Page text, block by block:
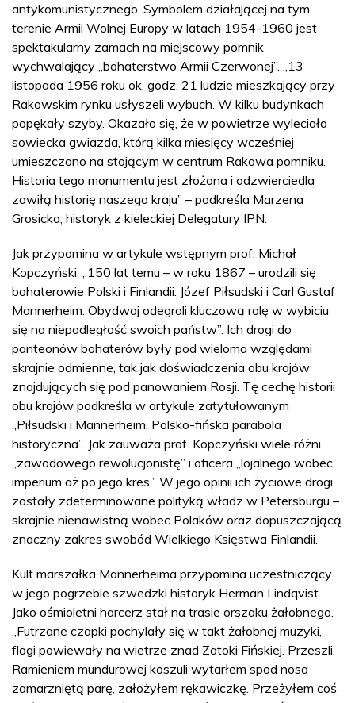
antykomunistycznego. Symbolem działającej na tym
terenie Armii Wolnej Europy w latach 1954-1960 jest
spektakularny zamach na miejscowy pomnik
wychwalający „bohaterstwo Armii Czerwonej”. „13
listopada 1956 roku ok. godz. 21 ludzie mieszkający przy
Rakowskim rynku usłyszeli wybuch. W kilku budynkach
popękały szyby. Okazało się, że w powietrze wyleciała
sowiecka gwiazda, którą kilka miesięcy wcześniej
umieszczono na stojącym w centrum Rakowa pomniku.
Historia tego monumentu jest złożona i odzwierciedla
zawiłą historię naszego kraju” – podkreśla Marzena
Grosicka, historyk z kieleckiej Delegatury IPN.
Jak przypomina w artykule wstępnym prof. Michał
Kopczyński, „150 lat temu – w roku 1867 – urodzili się
bohaterowie Polski i Finlandii: Józef Piłsudski i Carl Gustaf
Mannerheim. Obydwaj odegrali kluczową rolę w wybiciu
się na niepodległość swoich państw”. Ich drogi do
panteonów bohaterów były pod wieloma względami
skrajnie odmienne, tak jak doświadczenia obu krajów
znajdujących się pod panowaniem Rosji. Tę cechę historii
obu krajów podkreśla w artykule zatytułowanym
„Piłsudski i Mannerheim. Polsko-fińska parabola
historyczna”. Jak zauważa prof. Kopczyński wiele różni
„zawodowego rewolucjonistę” i oficera „lojalnego wobec
imperium aż po jego kres”. W jego opinii ich życiowe drogi
zostały zdeterminowane polityką władz w Petersburgu –
skrajnie nienawistną wobec Polaków oraz dopuszczającą
znaczny zakres swobód Wielkiego Księstwa Finlandii.
Kult marszałka Mannerheima przypomina uczestniczący
w jego pogrzebie szwedzki historyk Herman Lindqvist.
Jako ośmioletni harcerz stał na trasie orszaku żałobnego.
„Futrzane czapki pochylały się w takt żałobnej muzyki,
flagi powiewały na wietrze znad Zatoki Fińskiej. Przeszli.
Ramieniem mundurowej koszuli wytarłem spod nosa
zamarzniętą parę, założyłem rękawiczkę. Przeżyłem coś